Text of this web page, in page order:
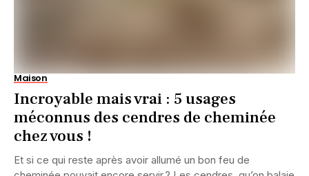
Maison
Incroyable mais vrai : 5 usages
méconnus des cendres de cheminée
chez vous !
Et si ce qui reste après avoir allumé un bon feu de